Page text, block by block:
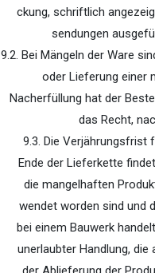
ckung, schriftlich
sendungen
9.2. Bei Mängeln der Ware
oder Lieferung einer
Nacherfüllung hat der
das Recht,
9.3. Die Verjährungsfrist
Ende der Lieferkette
die mangelhaften
wendet worden sind und
bei einem Bauwerk
unerlaubter Handlung,